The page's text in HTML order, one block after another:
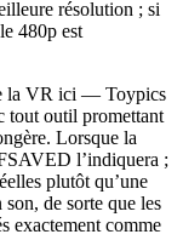
résolution ; si
480p est
la VR ici — Toypics
tout outil promettant
Lorsque la
l’indiquera ;
plutôt qu’une
de sorte que les
exactement comme